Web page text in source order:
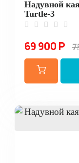
Надувной
Turtle-3
69 900 Р